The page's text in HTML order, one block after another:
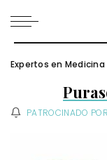
Expertos en
PATROCINADO POR